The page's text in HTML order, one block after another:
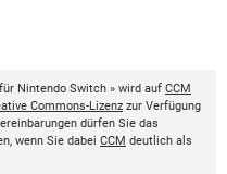
Nintendo Switch » wird auf CCM
Commons-Lizenz zur Verfügung
dürfen Sie das
wenn Sie dabei CCM deutlich als